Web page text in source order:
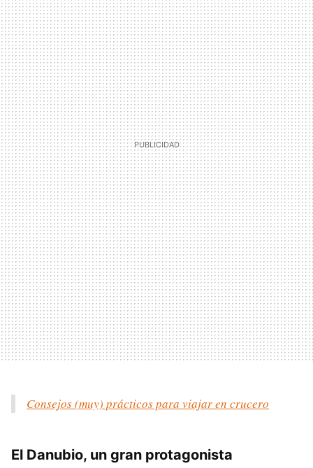
Consejos (muy) prácticos para viajar en crucero
El Danubio, un gran protagonista